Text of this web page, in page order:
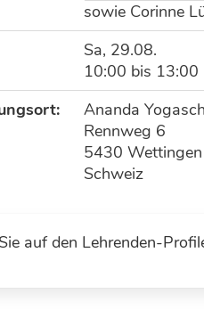
sowie Corinne
Sa, 29.08.
10:00 bis 13:00
Ananda
Rennweg 6
5430 Wettingen
Schweiz
auf den Lehrenden-